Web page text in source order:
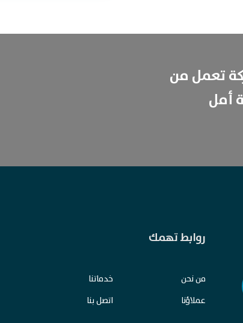
تعمل من
أمل
روابط تهمك
من نحن
خدماتنا
عملاؤنا
اتصل بنا